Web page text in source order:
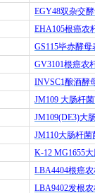
EGY48双杂交
EHA105根癌农
GS115毕赤酵母
GV3101根癌农
INVSC1酿酒酵
JM109 大肠杆
JM109(DE3)大
JM110大肠杆菌
K-12 MG1655
LBA4404根癌
LBA9402发根